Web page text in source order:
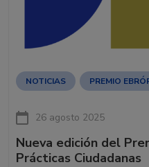
NOTICIAS PREMIO
26 agosto 2025
Nueva edición del
Prácticas Ciudadanas